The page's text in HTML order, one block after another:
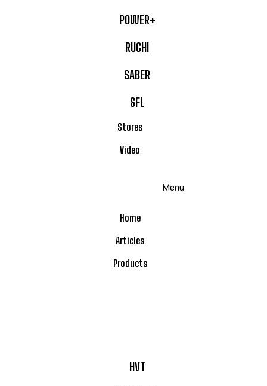
POWER+
RUCHI
SABER
SFL
Stores
Video
Home
Articles
Products
HVT
Menu